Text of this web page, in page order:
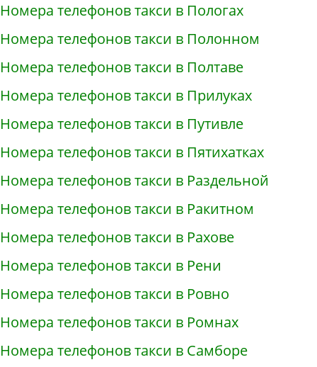
Номера телефонов такси в Пологах
Номера телефонов такси в Полонном
Номера телефонов такси в Полтаве
Номера телефонов такси в Прилуках
Номера телефонов такси в Путивле
Номера телефонов такси в Пятихатках
Номера телефонов такси в Раздельной
Номера телефонов такси в Ракитном
Номера телефонов такси в Рахове
Номера телефонов такси в Рени
Номера телефонов такси в Ровно
Номера телефонов такси в Ромнах
Номера телефонов такси в Самборе